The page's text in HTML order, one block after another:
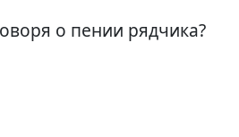
о пении рядчика?